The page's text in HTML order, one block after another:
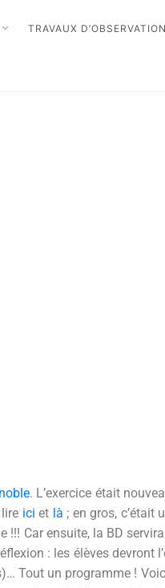
TRAVAUX D’OBSERVATION
. L’exercice était
ici et là ; en gros, c’était
Car ensuite, la BD
: les élèves devront
Tout un programme !